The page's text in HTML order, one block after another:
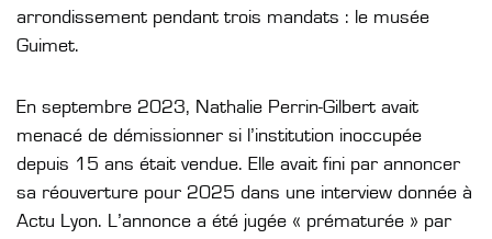
arrondissement pendant trois mandats : le musée
Guimet.
En septembre 2023, Nathalie Perrin-Gilbert avait
menacé de démissionner si l’institution inoccupée
depuis 15 ans était vendue. Elle avait fini par annoncer
sa réouverture pour 2025 dans une interview donnée à
Actu Lyon. L’annonce a été jugée « prématurée » par